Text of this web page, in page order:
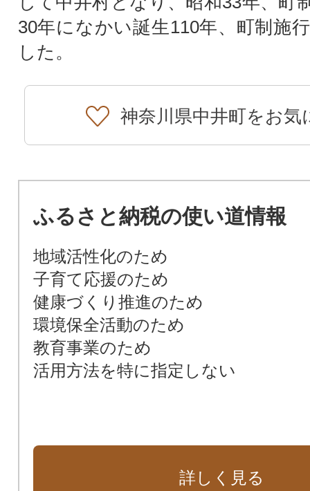
30年になかい誕生110年、町制施
した。
神奈川県中井町をお気
ふるさと納税の使い道情報
地域活性化のため
子育て応援のため
健康づくり推進のため
環境保全活動のため
教育事業のため
活用方法を特に指定しない
詳しく見る